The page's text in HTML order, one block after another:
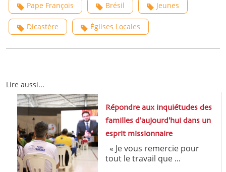
Pape François Brésil Jeunes
Dicastère Églises Locales
Lire aussi...
Répondre aux inquiétudes des
familles d'aujourd'hui dans un
esprit missionnaire
« Je vous remercie pour
tout le travail que ...